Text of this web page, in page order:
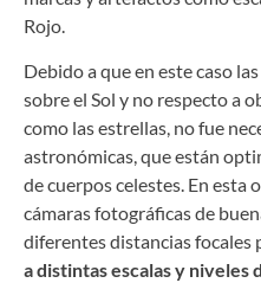
Rojo.
Debido a que en este caso
sobre el Sol y no respecto a
como las estrellas, no fue
astronómicas, que están
de cuerpos celestes. En
cámaras fotográficas de
diferentes distancias focales
a distintas escalas y niveles